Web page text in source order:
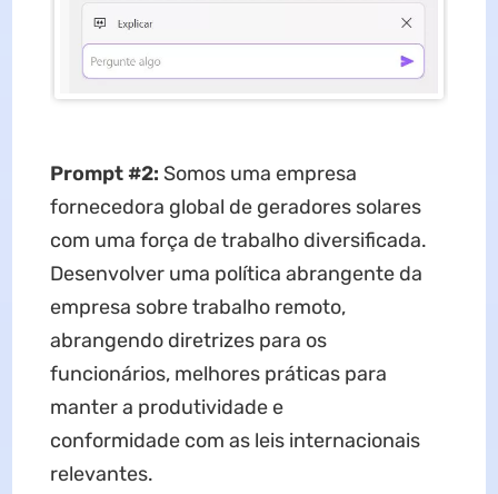
Prompt #2: Somos uma empresa
fornecedora global de geradores solares
com uma força de trabalho diversificada.
Desenvolver uma política abrangente da
empresa sobre trabalho remoto,
abrangendo diretrizes para os
funcionários, melhores práticas para
manter a produtividade e
conformidade com as leis internacionais
relevantes.